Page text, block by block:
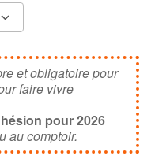
et obligatoire pour
faire vivre
pour 2026
au comptoir.